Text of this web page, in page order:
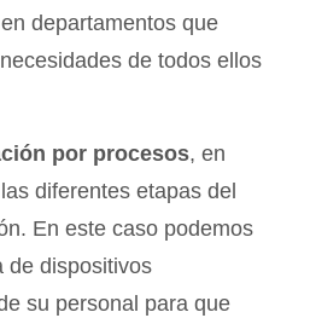
departamentos que
de todos ellos
por procesos, en
diferentes etapas del
En este caso podemos
de dispositivos
su personal para que